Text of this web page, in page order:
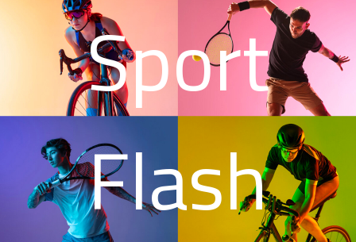
Sport
Flash